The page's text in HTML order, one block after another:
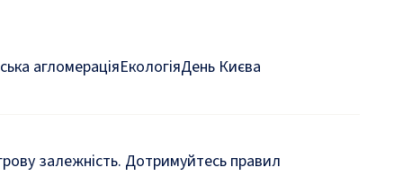
агломераціяЕкологіяДень Києва
залежність. Дотримуйтесь правил